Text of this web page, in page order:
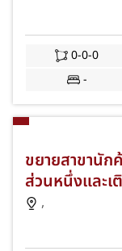
0-0-0
-
ขยายสาขานัก
ส่วนหนึ่งและเ
,